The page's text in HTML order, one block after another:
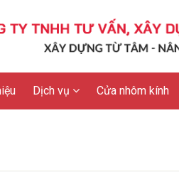
Dịch vụ Cửa nhôm kính